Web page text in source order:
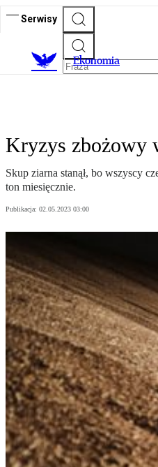
Serwisy
Ekonomia
Kryzys zbożowy
Skup ziarna stanął, bo wszyscy
ton miesięcznie.
Publikacja: 02.05.2023 03:00